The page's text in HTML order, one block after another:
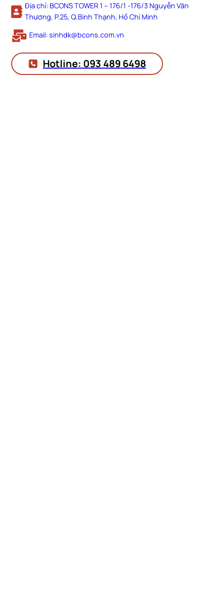
Địa chỉ: BCONS TOWER 1 – 176/1 -176/3 Nguyễn Văn
Thương, P.25, Q.Bình Thạnh, Hồ Chí Minh
Email: sinhdk@bcons.com.vn
Hotline: 093 489 6498